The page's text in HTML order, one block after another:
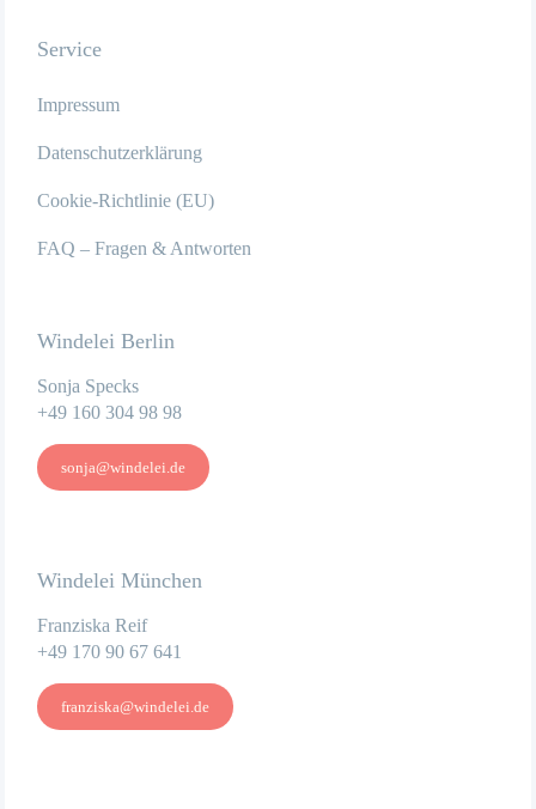
Service
Impressum
Datenschutzerklärung
Cookie-Richtlinie (EU)
FAQ – Fragen & Antworten
Windelei Berlin
Sonja Specks
+49 160 304 98 98
sonja@windelei.de
Windelei München
Franziska Reif
+49 170 90 67 641
franziska@windelei.de